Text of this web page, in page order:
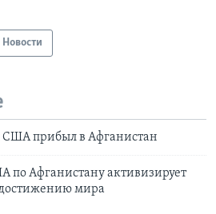
Новости
прибыл в Афганистан
по Афганистану активизирует
достижению мира